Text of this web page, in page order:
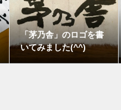
「茅乃舎」のロゴを書
いてみました(^^)